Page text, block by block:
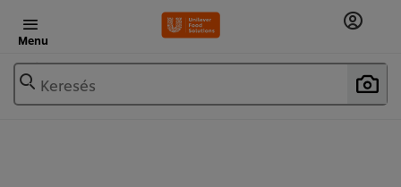
Menu
Keresés